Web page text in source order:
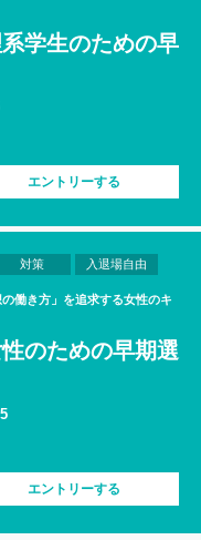
学生のための早
エントリーする
対策 入退場自由
働き方」を追求する女性のキ
のための早期選
エントリーする